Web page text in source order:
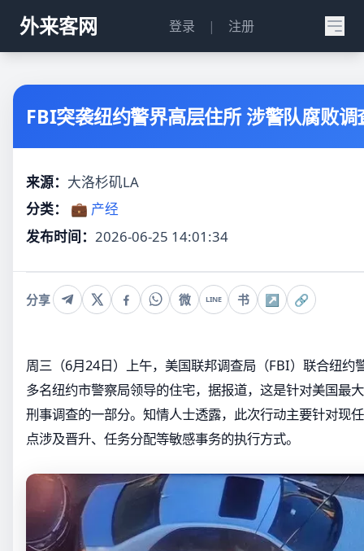
外来客网 登录 | 注册
FBI突袭纽约警界高层住所 涉警队腐败调
来源： 大洛杉矶LA
分类：
💼 产经
发布时间： 2026-06-25 14:01:34
分享 微 LINE 书 ↗ 🔗
周三（6月24日）上午，美国联邦调查局（FBI）联合纽约
多名纽约市警察局领导的住宅，据报道，这是针对美国最
刑事调查的一部分。知情人士透露，此次行动主要针对现
点涉及晋升、任务分配等敏感事务的执行方式。